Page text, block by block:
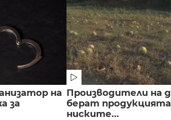
на
за
Производители на
берат продукцията
ниските...